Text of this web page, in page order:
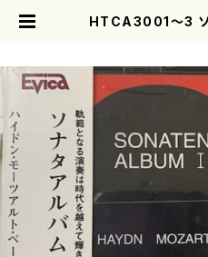
HTCA3001〜3 ソ